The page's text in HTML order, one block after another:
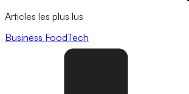
Articles les plus lus
Business FoodTech